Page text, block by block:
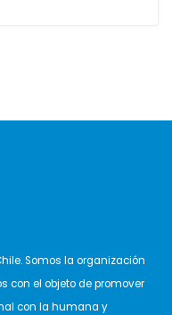
Somos la organización
con el objeto de promover
con la humana y